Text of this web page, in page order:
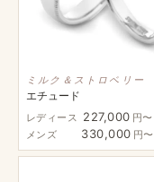
ミルク＆ストロベリー
エチュード
レディース 227,000 円〜
メンズ
330,000 円〜